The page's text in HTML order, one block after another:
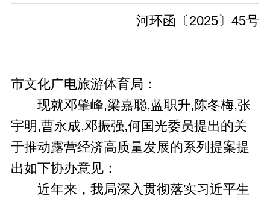
河环函〔2025〕45号
市文化广电旅游体育局：
现就邓肇峰,梁嘉聪,蓝职升,陈冬梅,张
宇明,曹永成,邓振强,何国光委员提出的关
于推动露营经济高质量发展的系列提案提
出如下协办意见：
近年来，我局深入贯彻落实习近平生